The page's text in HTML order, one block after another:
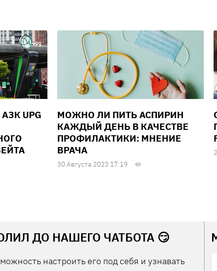
UPG
МОЖНО ЛИ ПИТЬ АСПИРИН
КАЖДЫЙ ДЕНЬ В КАЧЕСТВЕ
ПРОФИЛАКТИКИ: МНЕНИЕ
ВРАЧА
30 Августа 2023 17:19
ДО НАШЕГО ЧАТБОТА 😏
настроить его под себя и узнавать